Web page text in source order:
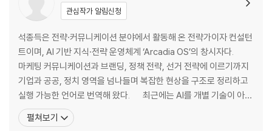
10장. 한큐 우메다, 플랫폼의 차가운 질서
11장. 텐진 마츠리, 심장 박동의 밤
12장. 사쿠라노미야, 눅눅한 정적의 제방
4부. 소리의 여백, 소란에 스며드는 법
13장. 신사이바시, 흩어지는 무수한 발소리
14장. 요도야바시, 무표정하게 흐르는 속도
15장. 나카노시마 테라스, 얼음 소리의 여백
16장. 호젠지 요코초, 젖은 돌길 위의 기원
관심작가 알림신청
석종득은 전략·커뮤니케이션 분야에서 활동해 온 전략가이자 컨설턴
트이며, AI 기반 지식·전략 운영체계 ‘Arcadia OS’의 창시자다.
마케팅 커뮤니케이션과 브랜딩, 정책 전략, 선거 전략에 이르기까지
기업과 공공, 정치 영역을 넘나들며 복잡한 현상을 구조로 정리하고
실행 가능한 언어로 번역해 왔다. 최근에는 AI를 개별 기술이 아니
라 산업 구조와 경제 질서를 재편하는 동력으로 바라보며, AI가 어떻
게 산업이 되고, 어떻게 돈이 되며, 그 변화가 노동과 소득, 자산의 질
펼쳐보기